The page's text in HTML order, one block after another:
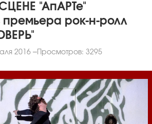
школе»
"АпАРТе"
премьера рок-н-ролл
2016 Просмотров: 3295